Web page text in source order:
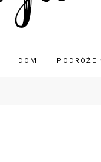
DOM PODRÓŻE